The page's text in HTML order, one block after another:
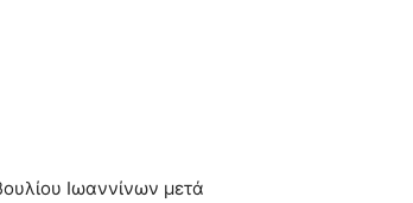
Ιωαννίνων μετά